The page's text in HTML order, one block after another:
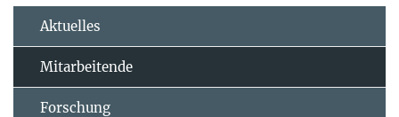
Aktuelles
Mitarbeitende
Forschung